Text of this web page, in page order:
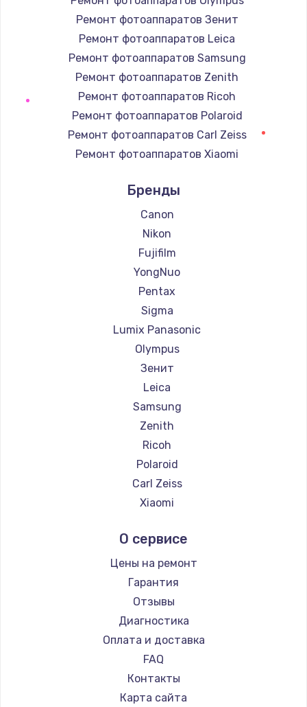
Замена платы сенсора
900 руб.
Заказать
Замена регулятора режимов конфорки
900 руб.
Заказать
1300 руб.
Заказать
Замена сигнальной лампы
1200 руб.
Заказать
Замена системной платы
1500 руб.
Заказать
Замена температурного датчика
2500 руб.
Заказать
Замена электроконфорки
1300 руб.
Техобслуживание
Заказать
Установка / подключение / демонтаж
1300 руб.
Заказать
Ремонт фотоаппаратов Зенит
Ремонт фотоаппаратов Leica
Ремонт фотоаппаратов Samsung
Ремонт фотоаппаратов Zenith
Ремонт фотоаппаратов Ricoh
Ремонт фотоаппаратов Polaroid
Ремонт фотоаппаратов Carl Zeiss
Ремонт фотоаппаратов Xiaomi
Ремонт фотоаппаратов Kodak
Ремонт фотоаппаратов Blackmagic
Бренды
Canon
Nikon
Fujifilm
YongNuo
Pentax
Sigma
Lumix Panasonic
Olympus
Зенит
Leica
Samsung
Zenith
Ricoh
Polaroid
Carl Zeiss
Xiaomi
Kodak
Blackmagic
О сервисе
Цены на ремонт
Гарантия
Отзывы
Диагностика
Оплата и доставка
FAQ
Контакты
Карта сайта